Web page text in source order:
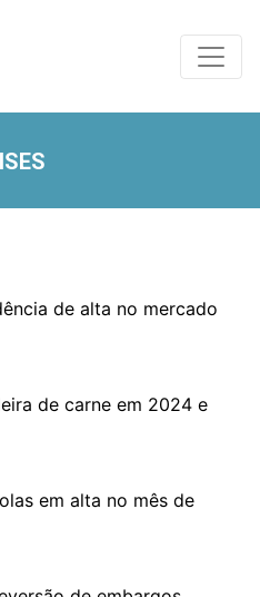
de alta no mercado
de carne em 2024 e
em alta no mês de